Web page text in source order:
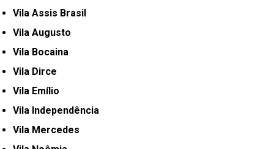
Vila Assis Brasil
Vila Augusto
Vila Bocaina
Vila Dirce
Vila Emílio
Vila Independência
Vila Mercedes